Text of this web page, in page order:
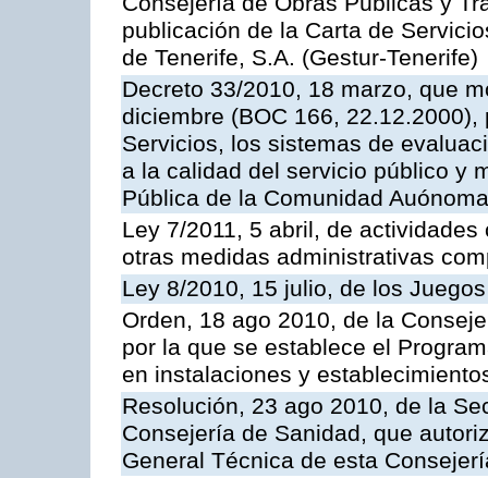
publicación de la Carta de
de Tenerife, S.A. (Gestur-Tenerife)
Decreto 33/2010, 18 marzo, que
diciembre (BOC 166,
Servicios, los sistemas de
a la calidad del servicio público y
Pública de la Comunidad
Ley 7/2011, 5 abril, de
otras medidas administrativas
Ley 8/2010, 15 julio, de los
Orden, 18 ago 2010, de la
por la que se establece el
en instalaciones y
Resolución, 23 ago 2010, de la
Consejería de Sanidad, que
General Técnica de esta